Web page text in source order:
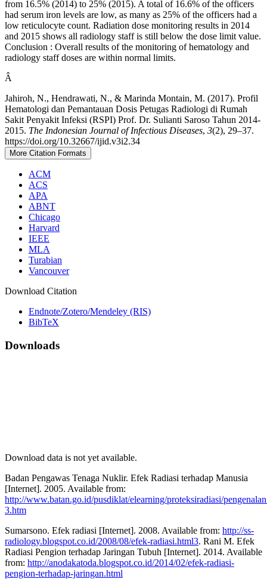
from 16.5% (2014) to 25% (2015). A total of 16.6% of the officers
had serum iron levels are low, as many as 25% of the officers had a
low reticulocyte count. Radiation dose monitoring results in 2014
and 2015 shows all radiology staff is still below the dose limit value.
Conclusion : Overall results of the monitoring of hematology and
radiology staff doses are within normal limits.
Â
Jahiroh, N., Hendrawati, N., & Marinda Montain, M. (2017). Profil
Hematologi dan Pemantauan Dosis Petugas Radiologi di Rumah
Sakit Penyakit Infeksi (RSPI) Prof. Dr. Sulianti Saroso Tahun 2014-
2015. The Indonesian Journal of Infectious Diseases, 3(2), 29–37.
https://doi.org/10.32667/ijid.v3i2.34
More Citation Formats
ACM
ACS
APA
ABNT
Chicago
Harvard
IEEE
MLA
Turabian
Vancouver
Download Citation
Endnote/Zotero/Mendeley (RIS)
BibTeX
Downloads
Download data is not yet available.
Badan Pengawas Tenaga Nuklir. Efek Radiasi terhadap Manusia
[Internet]. 2005. Available from:
http://www.batan.go.id/pusdiklat/elearning/proteksiradiasi/
3.htm
Sumarsono. Efek radiasi [Internet]. 2008. Available from: http://ss-
radiology.blogspot.co.id/2008/08/efek-radiasi.html3. Rani M. Efek
Radiasi Pengion terhadap Jaringan Tubuh [Internet]. 2014. Available
from: http://anodakatoda.blogspot.co.id/2014/02/efek-radiasi-
pengion-terhadap-jaringan.html